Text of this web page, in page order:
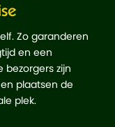
Zo garanderen
en een
bezorgers zijn
plaatsen de
plek.